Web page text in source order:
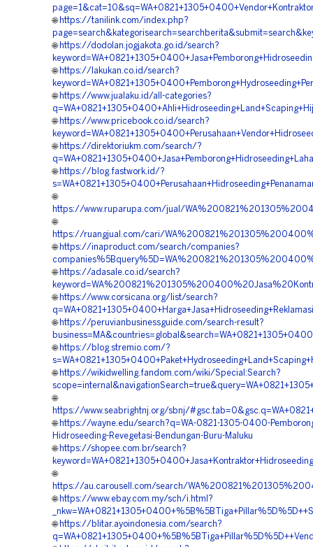
🌐 https://tanilink.com/index.php?
🌐 https://dodolan.jogjakota.go.id/search?
🌐 https://lakukan.co.id/search?
🌐 https://www.jualaku.id/all-categories?
🌐 https://www.pricebook.co.id/search?
🌐 https://direktoriukm.com/search/?
🌐 https://blog.fastwork.id/?
🌐
https://www.ruparupa.com/jual/
🌐
https://ruangjual.com/cari/
🌐 https://inaproduct.com/search/companies?
🌐 https://adasale.co.id/search?
🌐 https://www.corsicana.org/list/search?
🌐 https://peruvianbusinessguide.com/search-result?
🌐 https://blog.stremio.com/?
🌐 https://wikidwelling.fandom.com/wiki/Special:Search?
🌐
https://www.seabrightnj.org/sbnj/
🌐 https://wayne.edu/search?q=WA-0821-1305-0400-
Hidroseeding-Revegetasi-Bendungan-Buru-Maluku
🌐 https://shopee.com.br/search?
🌐
https://au.carousell.com/search/
🌐 https://www.ebay.com.my/sch/i.html?
🌐 https://blitar.ayoindonesia.com/search?